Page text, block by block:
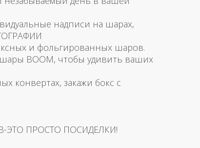
надписи на шарах,
и фольгированных шаров.
BOOM, чтобы удивить ваших
конвертах, закажи бокс с
ЭТО ПРОСТО ПОСИДЕЛКИ!